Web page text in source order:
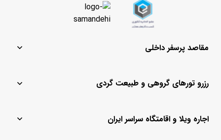
مقاصد پرسفر داخلی
تهران
ماسال
کیش
رزرو تورهای گروهی و طبیعت گردی
تور لحظه آخری
تور کیش از مشهداجاره ویلا و اقامتگاه سراسر ایران